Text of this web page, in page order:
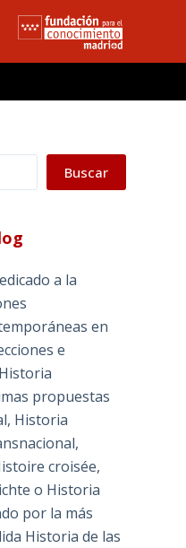
Buscar
a la
en
e
propuestas
Historia
croisée,
o Historia
por la más
Historia de las